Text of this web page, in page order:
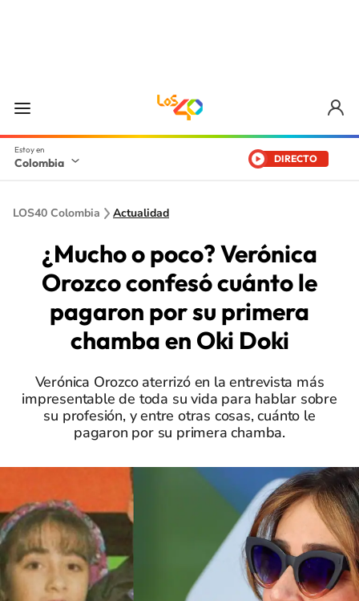
Colombia DIRECTO
LOS40 Colombia Actualidad
¿Mucho o poco? Verónica
Orozco confesó cuánto le
pagaron por su primera
chamba en Oki Doki
Verónica Orozco aterrizó en la entrevista más
impresentable de toda su vida para hablar sobre
su profesión, y entre otras cosas, cuánto le
pagaron por su primera chamba.